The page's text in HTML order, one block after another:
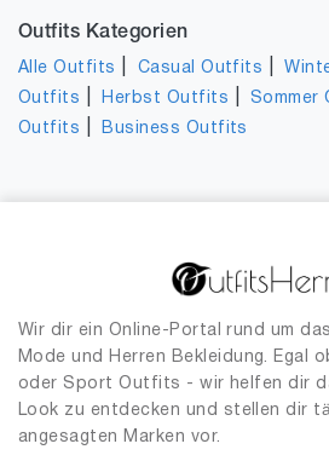
Outfits Kategorien
Alle Outfits Casual Outfits |
Outfits
Herbst Outfits Sommer
Outfits
Business Outfits
Wir dir ein Online-Portal rund um
Mode und Herren Bekleidung. Egal
oder Sport Outfits - wir helfen dir
Look zu entdecken und stellen dir
angesagten Marken vor.